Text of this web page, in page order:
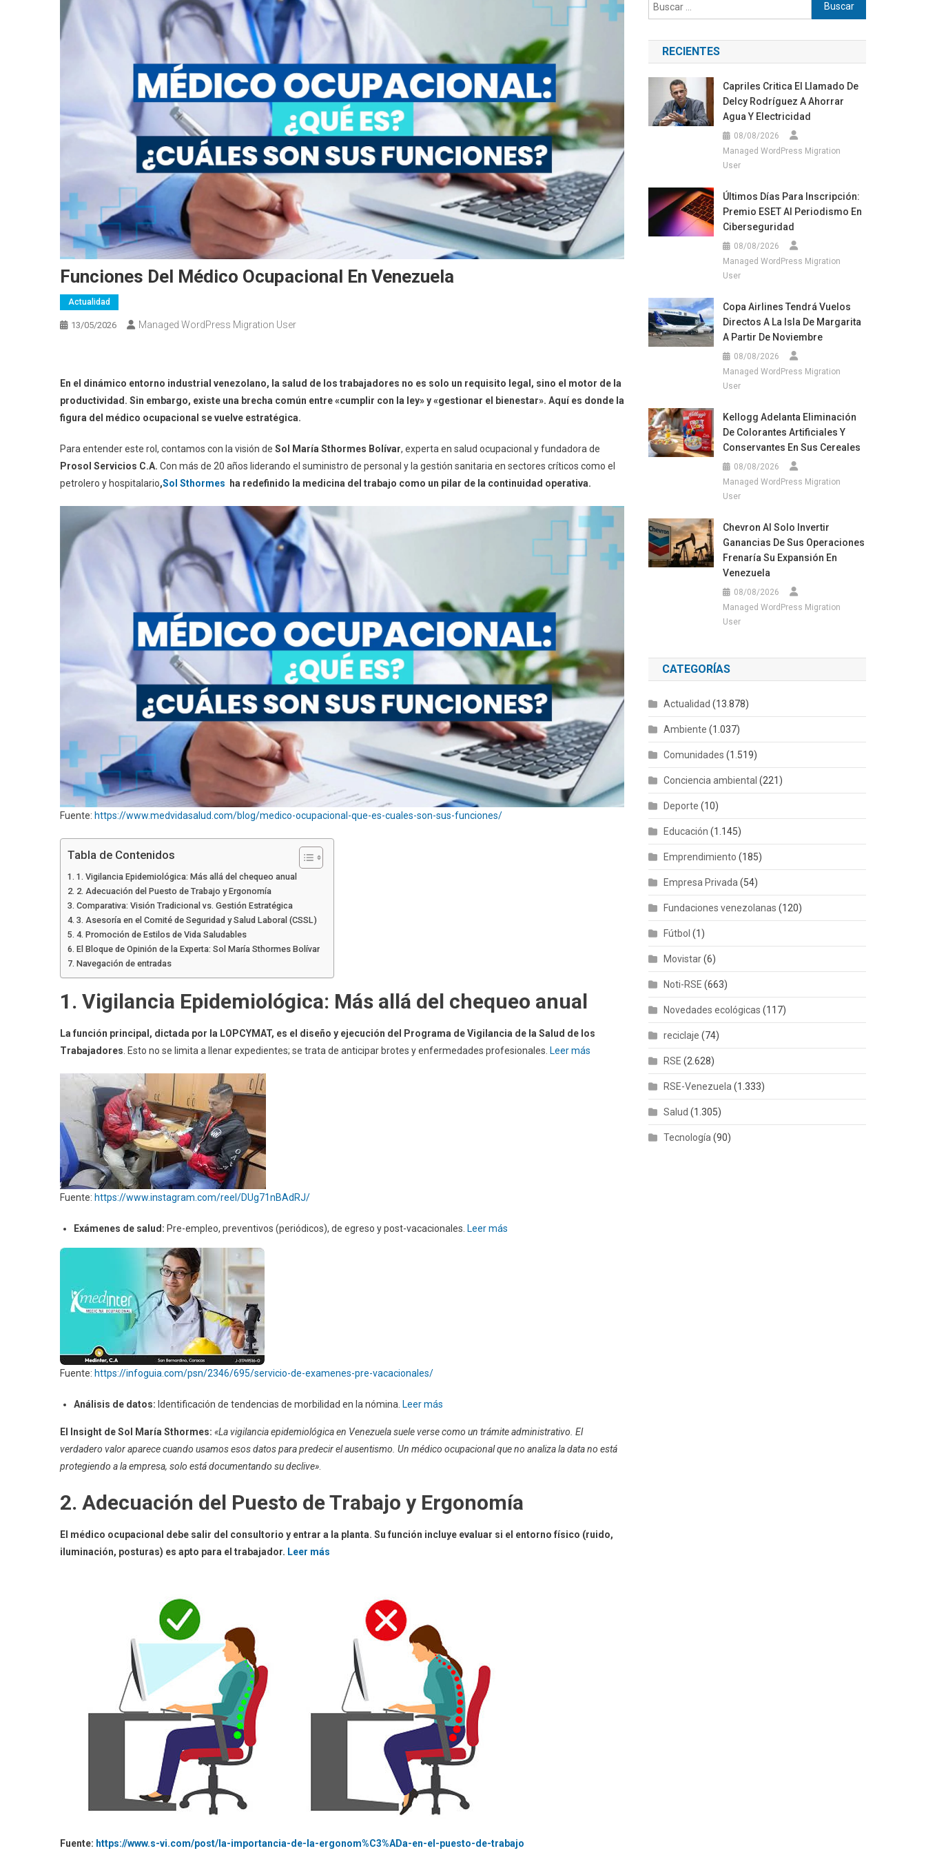
Funciones Del Médico Ocupacional En Venezuela
Actualidad
13/05/2026 Managed WordPress Migration User
En el dinámico entorno industrial venezolano, la salud de los trabajadores no es solo un requisito legal, sino el motor de la
productividad. Sin embargo, existe una brecha común entre «cumplir con la ley» y «gestionar el bienestar». Aquí es donde la
figura del médico ocupacional se vuelve estratégica.
Para entender este rol, contamos con la visión de Sol María Sthormes Bolívar, experta en salud ocupacional y fundadora de
Prosol Servicios C.A. Con más de 20 años liderando el suministro de personal y la gestión sanitaria en sectores críticos como el
petrolero y hospitalario,Sol Sthormes ha redefinido la medicina del trabajo como un pilar de la continuidad operativa.
Fuente: https://www.medvidasalud.com/blog/medico-ocupacional-que-es-cuales-son-sus-funciones/
Tabla de Contenidos
1. Vigilancia Epidemiológica: Más allá del chequeo anual
2. Adecuación del Puesto de Trabajo y Ergonomía
Comparativa: Visión Tradicional vs. Gestión Estratégica
3. Asesoría en el Comité de Seguridad y Salud Laboral (CSSL)
4. Promoción de Estilos de Vida Saludables
El Bloque de Opinión de la Experta: Sol María Sthormes Bolívar
Navegación de entradas
1. Vigilancia Epidemiológica: Más allá del chequeo anual
La función principal, dictada por la LOPCYMAT, es el diseño y ejecución del Programa de Vigilancia de la Salud de los
Trabajadores. Esto no se limita a llenar expedientes; se trata de anticipar brotes y enfermedades profesionales. Leer más
Fuente: https://www.instagram.com/reel/DUg71nBAdRJ/
Exámenes de salud: Pre-empleo, preventivos (periódicos), de egreso y post-vacacionales. Leer más
Fuente: https://infoguia.com/psn/2346/695/servicio-de-examenes-pre-vacacionales/
Análisis de datos: Identificación de tendencias de morbilidad en la nómina. Leer más
El Insight de Sol María Sthormes: «La vigilancia epidemiológica en Venezuela suele verse como un trámite administrativo. El
verdadero valor aparece cuando usamos esos datos para predecir el ausentismo. Un médico ocupacional que no analiza la data no está
protegiendo a la empresa, solo está documentando su declive».
2. Adecuación del Puesto de Trabajo y Ergonomía
El médico ocupacional debe salir del consultorio y entrar a la planta. Su función incluye evaluar si el entorno físico (ruido,
iluminación, posturas) es apto para el trabajador. Leer más
Fuente: https://www.s-vi.com/post/la-importancia-de-la-ergonom%C3%ADa-en-el-puesto-de-trabajo
RECIENTES
Capriles Critica El Llamado De
Delcy Rodríguez A Ahorrar
Agua Y Electricidad
08/08/2026
Managed WordPress Migration
User
Últimos Días Para Inscripción:
Premio ESET Al Periodismo En
Ciberseguridad
08/08/2026
Managed WordPress Migration
User
Copa Airlines Tendrá Vuelos
Directos A La Isla De Margarita
A Partir De Noviembre
08/08/2026
Managed WordPress Migration
User
Kellogg Adelanta Eliminación
De Colorantes Artificiales Y
Conservantes En Sus Cereales
08/08/2026
Managed WordPress Migration
User
Chevron Al Solo Invertir
Ganancias De Sus Operaciones
Frenaría Su Expansión En
Venezuela
08/08/2026
Managed WordPress Migration
User
CATEGORÍAS
Actualidad (13.878)
Ambiente (1.037)
Comunidades (1.519)
Conciencia ambiental (221)
Deporte (10)
Educación (1.145)
Emprendimiento (185)
Empresa Privada (54)
Fundaciones venezolanas (120)
Fútbol (1)
Movistar(6)
Noti-RSE (663)
Novedades ecológicas (117)
reciclaje (74)
RSE (2.628)
RSE-Venezuela (1.333)
Salud (1.305)
Tecnología (90)